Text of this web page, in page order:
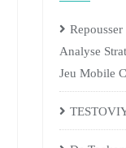
Analyse
Jeu Mobile